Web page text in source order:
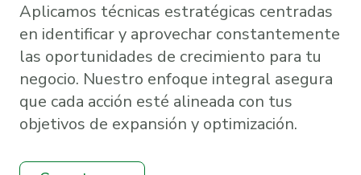
Aplicamos técnicas estratégicas centradas
en identificar y aprovechar constantemente
las oportunidades de crecimiento para tu
negocio. Nuestro enfoque integral asegura
que cada acción esté alineada con tus
objetivos de expansión y optimización.